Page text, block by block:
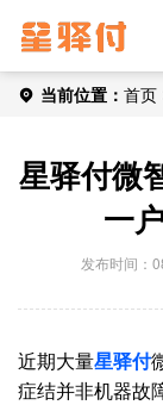
当前位置： 首页
星驿付微
一
发布时间：
近期大量星驿付
症结并非机器故